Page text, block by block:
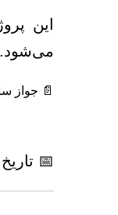
می‌شود.
📄 جواز ساخت:
📅 تاریخ